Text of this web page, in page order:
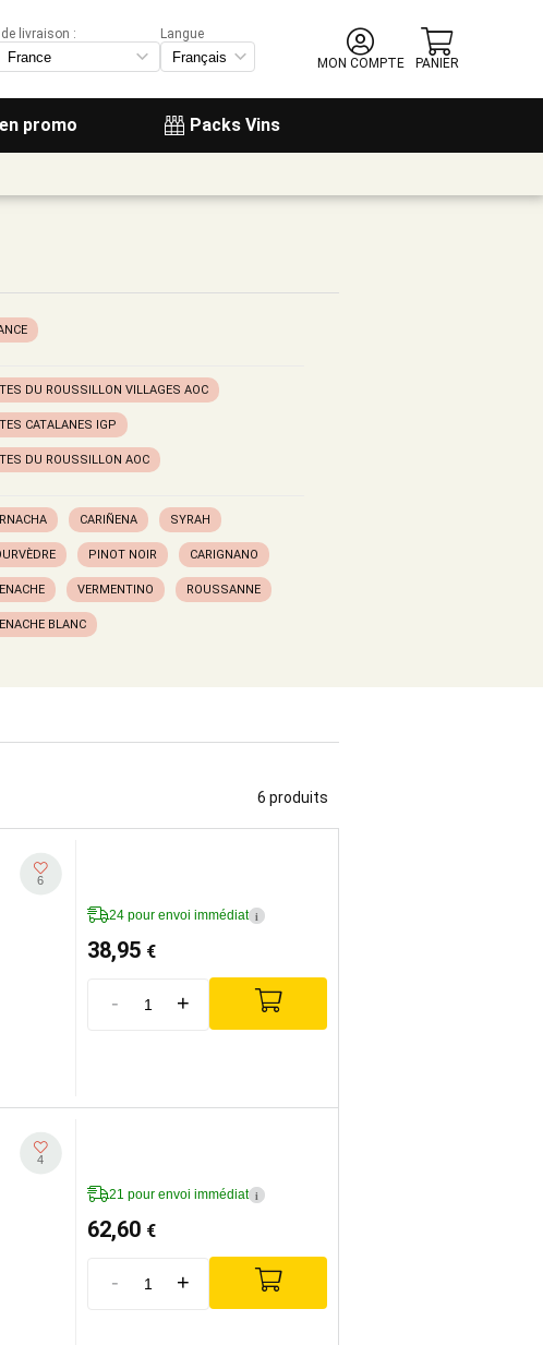
promo Packs Vins
de livraison :
Langue
MON COMPTE
PANIER
DU ROUSSILLON VILLAGES AOC
CATALANES IGP
DU ROUSSILLON AOC
CARIÑENA SYRAH
PINOT NOIR CARIGNANO
VERMENTINO ROUSSANNE
BLANC
6 produits
6
24 pour envoi immédiat i
38,95 €
- +
4
21 pour envoi immédiat i
62,60 €
- +